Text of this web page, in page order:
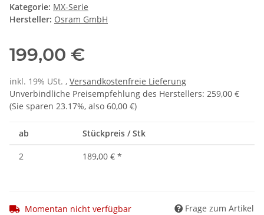
Kategorie: MX-Serie
Hersteller: Osram GmbH
199,00 €
inkl. 19% USt. , Versandkostenfreie Lieferung
Unverbindliche Preisempfehlung des Herstellers: 259,00 €
(Sie sparen 23.17%, also 60,00 €)
ab Stückpreis / Stk
2 189,00 € *
Momentan nicht verfügbar Frage zum Artikel